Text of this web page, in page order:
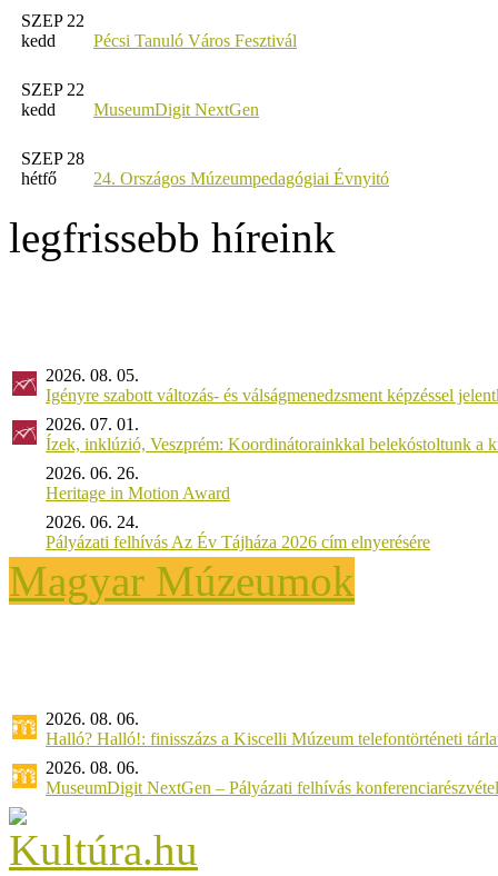
SZEP 22
kedd
Pécsi Tanuló Város Fesztivál
SZEP 22
kedd
MuseumDigit NextGen
SZEP 28
hétfő
24. Országos Múzeumpedagógiai Évnyitó
legfrissebb híreink
2026. 08. 05.
Igényre szabott változás- és válságmenedzsment képzéssel
2026. 07. 01.
Ízek, inklúzió, Veszprém: Koordinátorainkkal belekóstoltunk a
2026. 06. 26.
Heritage in Motion Award
2026. 06. 24.
Pályázati felhívás Az Év Tájháza 2026 cím elnyerésére
Magyar Múzeumok
2026. 08. 06.
Halló? Halló!: finisszázs a Kiscelli Múzeum telefontörténeti
2026. 08. 06.
MuseumDigit NextGen – Pályázati felhívás